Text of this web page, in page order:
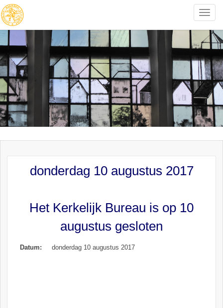
Toggle
donderdag 10 augustus 2017
Het Kerkelijk Bureau is op 10
augustus gesloten
Datum: donderdag 10 augustus 2017